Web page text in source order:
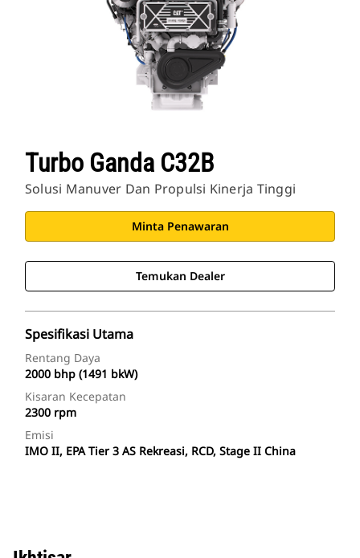
Turbo Ganda C32B
Solusi Manuver Dan Propulsi Kinerja Tinggi
Minta Penawaran
Temukan Dealer
Spesifikasi Utama
Rentang Daya
2000 bhp (1491 bkW)
Kisaran Kecepatan
2300 rpm
Emisi
IMO II, EPA Tier 3 AS Rekreasi, RCD, Stage II China